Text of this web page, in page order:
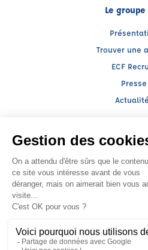
Le groupe
Trouver une
ECF
Presse
Raison sociale : ALIX
SIREN: 422490904 - Numéro de TVA
Agrément